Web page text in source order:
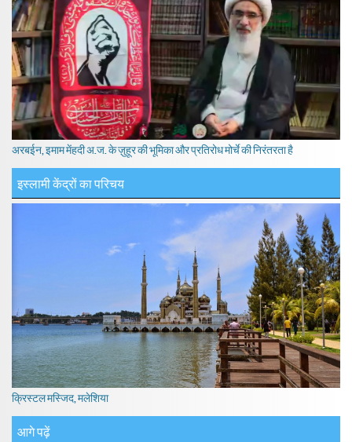
अरबईन, इमाम मेंहदी अ.ज. के ज़ुहूर की भूमिका और प्रतिरोध मोर्चे की निरंतरता है
इस्लामी केंद्रों का परिचय
क्रिस्टल मस्जिद, मलेशिया
आगे पढ़ें